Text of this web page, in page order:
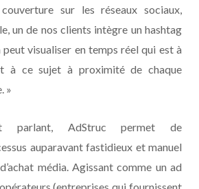
sur les réseaux sociaux,
un de nos clients intègre un hashtag
visualiser en temps réel qui est à
à ce sujet à proximité de chaque
»
parlant, AdStruc permet de
auparavant fastidieux et manuel
média. Agissant comme un ad